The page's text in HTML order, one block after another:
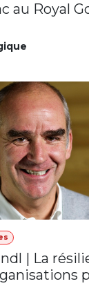
au Royal
| La